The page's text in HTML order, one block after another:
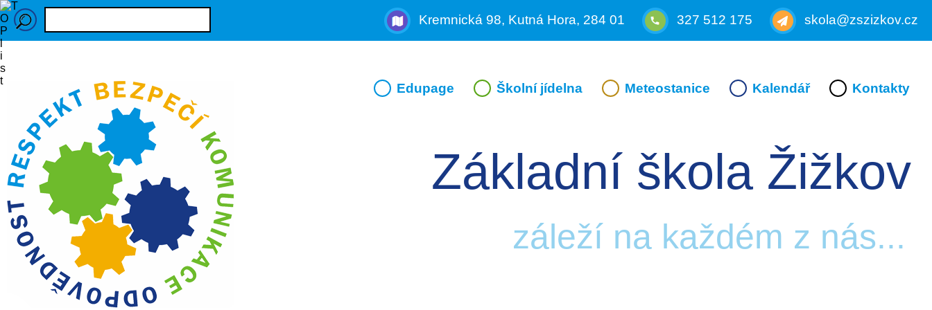
Kremnická 98, Kutná Hora, 284 01 327 512 175 skola@zszizkov.cz
Edupage Školní jídelna Meteostanice Kalendář Kontakty
Základní škola Žižkov
záleží na každém z nás...